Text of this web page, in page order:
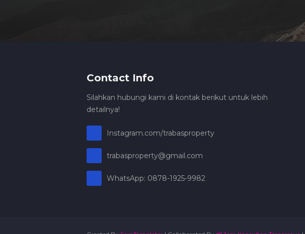
Contact Info
Silahkan hubungi kami di kontak berikut untuk lebih
detailnya!
Instagram.com/trabasproperty
trabasproperty@gmail.com
WhatsApp: 0878-1925-9982